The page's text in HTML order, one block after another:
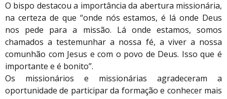
O bispo destacou a importância da abertura missionária,
na certeza de que “onde nós estamos, é lá onde Deus
nos pede para a missão. Lá onde estamos, somos
chamados a testemunhar a nossa fé, a viver a nossa
comunhão com Jesus e com o povo de Deus. Isso que é
importante e é bonito”.
Os missionários e missionárias agradeceram a
oportunidade de participar da formação e conhecer mais